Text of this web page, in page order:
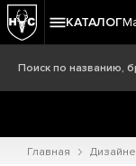
КАТАЛОГ
Главная